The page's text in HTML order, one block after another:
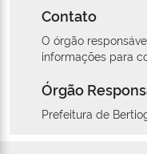
Contato
O órgão
informações para
Órgão
Prefeitura de